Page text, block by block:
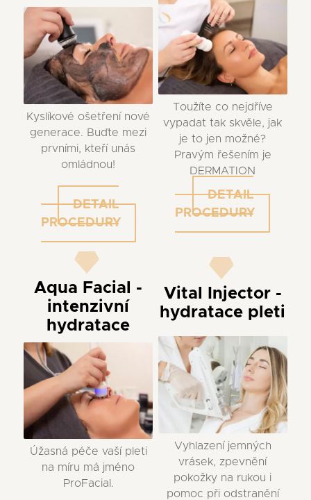
Kyslíkové ošetření nové
generace. Buďte mezi
prvními, kteří unás
omládnou!
DETAIL
PROCEDURY
Toužíte co nejdříve
vypadat tak skvěle, jak
je to jen možné?
Pravým řešením je
DERMATION
DETAIL
PROCEDURY
Aqua Facial -
intenzivní
hydratace
Úžasná péče vaší pleti
na míru má jméno
ProFacial.
Vital Injector -
hydratace pleti
Vyhlazení jemných
vrásek, zpevnění
pokožky na rukou i
pomoc při odstranění